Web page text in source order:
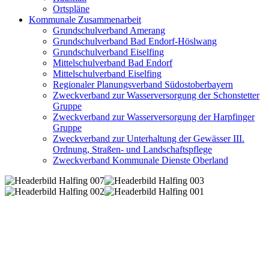
Ortspläne
Kommunale Zusammenarbeit
Grundschulverband Amerang
Grundschulverband Bad Endorf-Höslwang
Grundschulverband Eiselfing
Mittelschulverband Bad Endorf
Mittelschulverband Eiselfing
Regionaler Planungsverband Südostoberbayern
Zweckverband zur Wasserversorgung der Schonstetter
Gruppe
Zweckverband zur Wasserversorgung der Harpfinger
Gruppe
Zweckverband zur Unterhaltung der Gewässer III.
Ordnung, Straßen- und Landschaftspflege
Zweckverband Kommunale Dienste Oberland